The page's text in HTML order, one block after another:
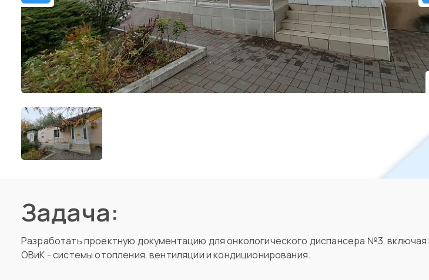
Задача:
Разработать проектную документацию для онкологического диспансера №3, включая:
ОВиК - системы отопления, вентиляции и кондиционирования.